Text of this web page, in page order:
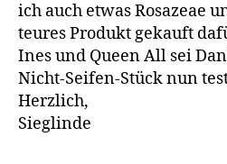
ich auch etwas Rosazeae
teures Produkt gekauft
Ines und Queen All sei
Nicht-Seifen-Stück nun
Herzlich,
Sieglinde